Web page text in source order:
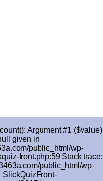
Argument #1 ($value)
given in
public_html/wp-
front.php:59 Stack trace:
public_html/wp-
SlickQuizFront-